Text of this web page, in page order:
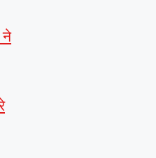
ने